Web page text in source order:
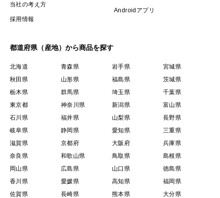
当社の考え方
採用情報
Androidアプリ
都道府県（産地）から商品を探す
北海道 青森県 岩手県
宮城県
秋田県
山形県 福島県
茨城県
栃木県
群馬県 埼玉県
千葉県
東京都
神奈川県 新潟県
富山県
石川県
福井県 山梨県
長野県
岐阜県
静岡県 愛知県
三重県
滋賀県
京都府 大阪府
兵庫県
奈良県
和歌山県 鳥取県
島根県
岡山県
広島県 山口県
徳島県
香川県
愛媛県 高知県
福岡県
佐賀県
長崎県 熊本県 大分県